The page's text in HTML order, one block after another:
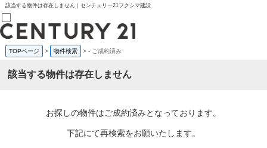
該当する物件は存在しません｜センチュリー21フクシマ建設
売買部
0120-800-844
賃貸部
会員メニュー
TOPページ > 物件検索 >- ご成約済み
該当する物件は存在しません
お探しの物件はご成約済みとなっております。
下記にて再検索をお願いたします。